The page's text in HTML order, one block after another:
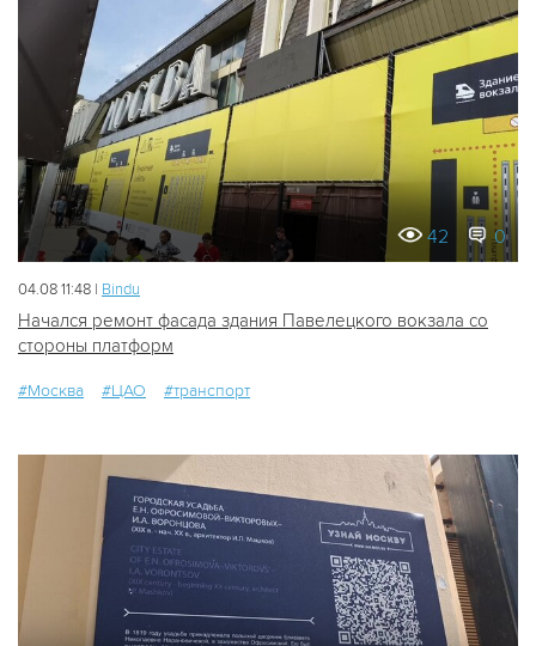
42 0
04.08 11:48 | Bindu
Начался ремонт фасада здания Павелецкого вокзала со
стороны платформ
#Москва #ЦАО #транспорт